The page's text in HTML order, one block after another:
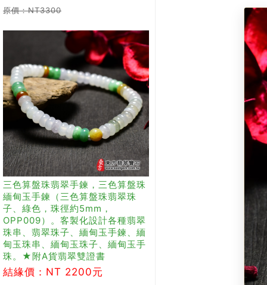
原價：NT3300
三色算盤珠翡翠手鍊，三色算盤珠
緬甸玉手鍊（三色算盤珠翡翠珠
子、綠色，珠徑約5mm，
OPP009）。客製化設計各種翡翠
珠串、翡翠珠子、緬甸玉手鍊、緬
甸玉珠串、緬甸玉珠子、緬甸玉手
珠。★附A貨翡翠雙證書
結緣價：NT 2200元